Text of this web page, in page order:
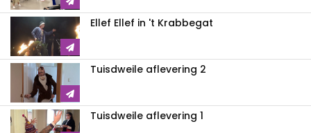
Ellef Ellef in 't Krabbegat
Tuisdweile aflevering 2
Tuisdweile aflevering 1